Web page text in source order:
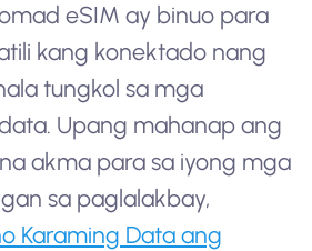
eSIM ay binuo para
kang konektado nang
tungkol sa mga
Upang mahanap ang
akma para sa iyong mga
sa paglalakbay,
Karaming Data ang